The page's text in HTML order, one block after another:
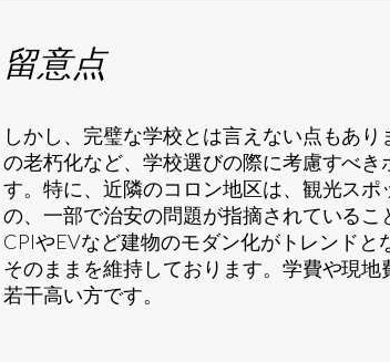
留意点
しかし、完璧な学校とは言えない点もあ
の老朽化など、学校選びの際に考慮すべき
す。特に、近隣のコロン地区は、観光ス
の、一部で治安の問題が指摘されているこ
CPIやEVなど建物のモダン化がトレンド
そのままを維持しております。学費や現
若干高い方です。